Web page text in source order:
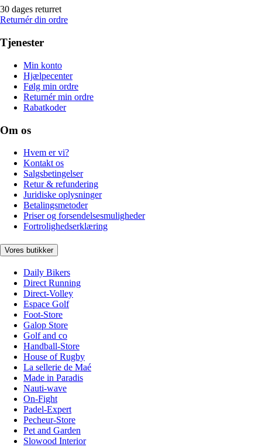
30 dages returret
Returnér din ordre
Tjenester
Min konto
Hjælpecenter
Følg min ordre
Returnér min ordre
Rabatkoder
Om os
Hvem er vi?
Kontakt os
Salgsbetingelser
Retur & refundering
Juridiske oplysninger
Betalingsmetoder
Priser og forsendelsesmuligheder
Fortrolighedserklæring
Vores butikker
Daily Bikers
Direct Running
Direct-Volley
Espace Golf
Foot-Store
Galop Store
Golf and co
Handball-Store
House of Rugby
La sellerie de Maé
Made in Paradis
Nauti-wave
On-Fight
Padel-Expert
Pecheur-Store
Pet and Garden
Slowood Interior